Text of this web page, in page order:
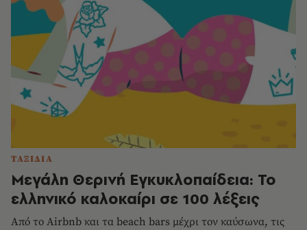
ΤΑΞΙΔΙΑ
Μεγάλη Θερινή Εγκυκλοπαίδεια: Το
ελληνικό καλοκαίρι σε 100 λέξεις
Από το Airbnb και τα beach bars μέχρι τον καύσωνα, τις